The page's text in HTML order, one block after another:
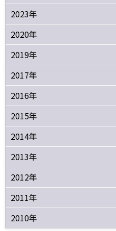
2023年
2020年
2019年
2017年
2016年
2015年
2014年
2013年
2012年
2011年
2010年